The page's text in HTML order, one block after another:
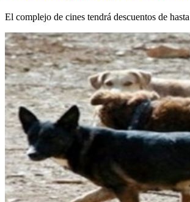
El complejo de cines tendrá descuentos de